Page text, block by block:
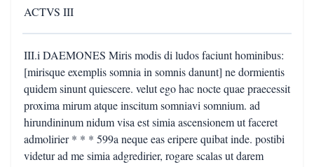
ACTVS III
III.i DAEMONES Miris modis di ludos faciunt hominibus:
[mirisque exemplis somnia in somnis danunt] ne dormientis
quidem sinunt quiescere. velut ego hac nocte quae praecessit
proxima mirum atque inscitum somniavi somnium. ad
hirundininum nidum visa est simia ascensionem ut faceret
admolirier * * * 599a neque eas eripere quibat inde. postibi
videtur ad me simia adgredirier, rogare scalas ut darem